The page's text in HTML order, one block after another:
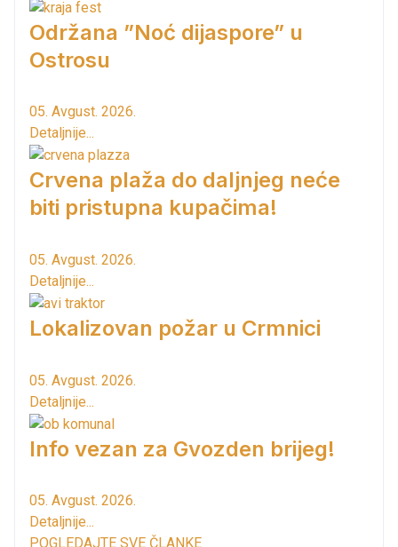
Održana ”Noć dijaspore” u
Ostrosu
05. Avgust. 2026.
Detaljnije...
Crvena plaža do daljnjeg neće
biti pristupna kupačima!
05. Avgust. 2026.
Detaljnije...
Lokalizovan požar u Crmnici
05. Avgust. 2026.
Detaljnije...
Info vezan za Gvozden brijeg!
05. Avgust. 2026.
Detaljnije...
POGLEDAJTE SVE ČLANKE